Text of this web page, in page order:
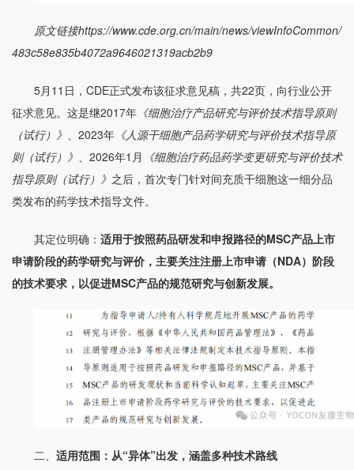
原文链接https://www.cde.org.cn/main/news/viewInfoCommon/
483c58e835b4072a9646021319acb2b9
5月11日，CDE正式发布该征求意见稿，共22页，向行业公开
征求意见。这是继2017年 《细胞治疗产品研究与评价技术指导原则
（试行）》
、2023年 《人源干细胞产品药学研究与评价技术指导原
则（试行）》
、2026年1月 《细胞治疗药品药学变更研究与评价技术
指导原则（试行）》 之后，首次专门针对间充质干细胞这一细分品
类发布的药学技术指导文件。
其定位明确： 适用于按照药品研发和申报路径的MSC产品上市
申请阶段的药学研究与评价，主要关注注册上市申请（NDA）阶段
的技术要求，以促进MSC产品的规范研究与创新发展。
二、 适用范围：从“异体”出发，涵盖多种技术路线